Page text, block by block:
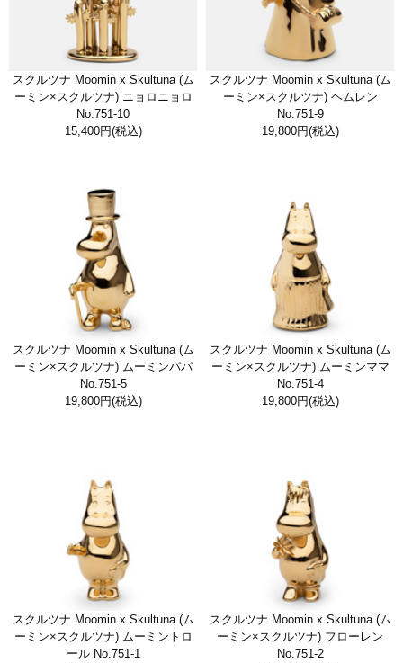
スクルツナ Moomin x Skultuna (ム
ーミン×スクルツナ) ニョロニョロ
No.751-10
15,400円(税込)
スクルツナ Moomin x Skultuna (ム
ーミン×スクルツナ) ヘムレン
No.751-9
19,800円(税込)
スクルツナ Moomin x Skultuna (ム
ーミン×スクルツナ) ムーミンパパ
No.751-5
19,800円(税込)
スクルツナ Moomin x Skultuna (ム
ーミン×スクルツナ) ムーミンママ
No.751-4
19,800円(税込)
スクルツナ Moomin x Skultuna (ム
ーミン×スクルツナ) ムーミントロ
ール No.751-1
スクルツナ Moomin x Skultuna (ム
ーミン×スクルツナ) フローレン
No.751-2